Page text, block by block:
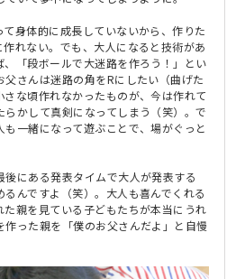
て身体的に成長していないから、作りた
れない。でも、大人になると技術があ
「段ボールで大迷路を作ろう！」とい
さんは迷路の角をRにしたい（曲げた
な頃作れなかったものが、今は作れて
らかして真剣になってしまう（笑）。で
一緒になって遊ぶことで、場がぐっと
後にある発表タイムで大人が発表する
んですよ（笑）。大人も喜んでくれる
親を見ている子どもたちが本当にうれ
作った親を「僕のお父さんだよ」と自慢